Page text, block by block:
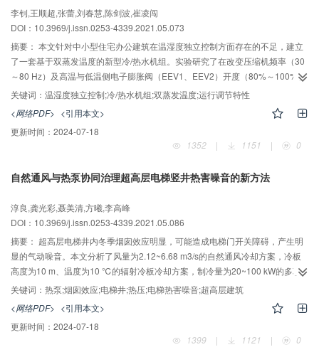
李钊,王顺超,张蕾,刘春慧,陈剑波,崔凌闯
DOI：10.3969/j.issn.0253-4339.2021.05.073
摘要： 本文针对中小型住宅办公建筑在温湿度独立控制方面存在的不足，建立
了一套基于双蒸发温度的新型冷/热水机组。实验研究了在改变压缩机频率（30
～80 Hz）及高温与低温侧电子膨胀阀（EEV1、EEV2）开度（80%～100%、
10%～50%）工况下系统的运行情况，记录供回水温度以及冷冻水流量并对高
低温侧冷量进行分析，从而研究该冷/热水机组的运行调节特性。结果表明：变
频制冷和制热工况下，机组制冷（制热）量均与压缩机频率呈正比关系；制冷
工况下，当EEV2开度小于30%时，随着EEV1开度的增大，机组高低温侧制冷
量和总制冷量呈下降趋势；EEV1开度固定时，随着EEV2开度的增大，机组高
在EEV2开度约为30%时出现最大值，此时机组的除湿能力也达到最大。
关键词： 温湿度独立控制;冷/热水机组;双蒸发温度;运行调节特性
<网络PDF> <引用本文>
更新时间： 2024-07-18
1352
| 1151 | 0
自然通风与热泵协同治理超高层电梯竖井热害噪音的新方法
淳良,龚光彩,聂美清,方曦,李高峰
DOI：10.3969/j.issn.0253-4339.2021.05.086
摘要： 超高层电梯井内冬季烟囱效应明显，可能造成电梯门开关障碍，产生明
显的气动噪音。本文分析了风量为2.12~6.68 m3/s的自然通风冷却方案，冷板
高度为10 m、温度为10 ℃的辐射冷板冷却方案，制冷量为20~100 kW的多联
机冷却方案等不同冷却方案对电梯井烟囱效应的改善效果。提出了结合自然通
风和热泵技术的超高层电梯井热害噪音治理方案，并通过实际测试验证了所提
出的方案的可行性。结果表明：当采用自然通风协同多联机的冷却方案时，电
梯门两侧的压差比单独采用自然通风冷却方案时的压差低49 Pa，比单独采用多
联机冷却方案时的压差低20.4 Pa。同时，采用自然通风协同多联机冷却方案时
关键词： 热泵;烟囱效应;电梯井;热压;电梯热害噪音;超高层建筑
<网络PDF> <引用本文>
更新时间： 2024-07-18
1399
| 1121 | 0